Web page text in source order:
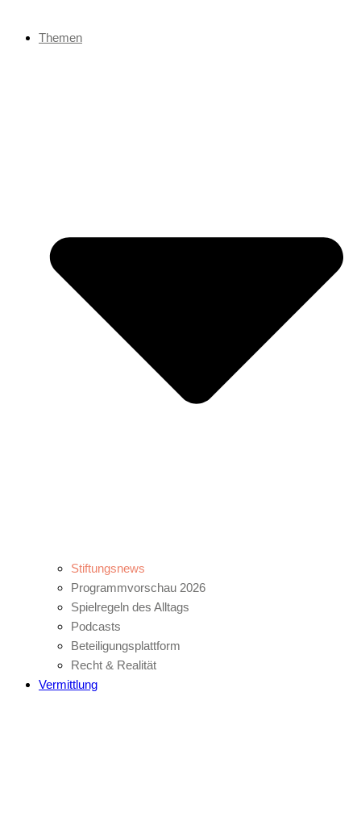
Themen
Stiftungsnews
Programmvorschau 2026
Spielregeln des Alltags
Podcasts
Beteiligungsplattform
Recht & Realität
Vermittlung